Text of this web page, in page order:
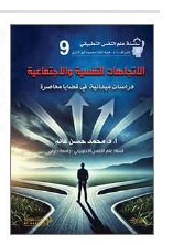
كتابك
تواصل
معنا